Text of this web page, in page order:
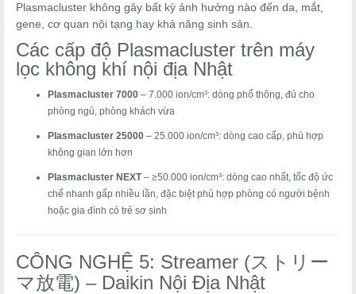
Plasmacluster không gây bất kỳ ảnh hưởng nào đến da, mắt,
gene, cơ quan nội tạng hay khả năng sinh sản.
Các cấp độ Plasmacluster trên máy
lọc không khí nội địa Nhật
Plasmacluster 7000 – 7.000 ion/cm³: dòng phổ thông, đủ cho
phòng ngủ, phòng khách vừa
Plasmacluster 25000 – 25.000 ion/cm³: dòng cao cấp, phù hợp
không gian lớn hơn
Plasmacluster NEXT– ≥50.000 ion/cm³: dòng cao nhất, tốc độ ức
chế nhanh gấp nhiều lần, đặc biệt phù hợp phòng có người bệnh
hoặc gia đình có trẻ sơ sinh
CÔNG NGHỆ 5: Streamer (ストリー
マ放電) – Daikin Nội Địa Nhật